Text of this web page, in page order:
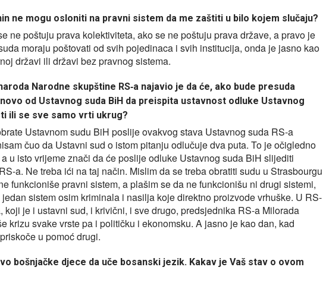
ne mogu osloniti na pravni sistem da me zaštiti u bilo kojem slučaju?
ne poštuju prava kolektiviteta, ako se ne poštuju prava države, a pravo je
moraju poštovati od svih pojedinaca i svih institucija, onda je jasno kao
državi ili državi bez pravnog sistema.
Narodne skupštine RS‑a najavio je da će, ako bude presuda
od Ustavnog suda BiH da preispita ustavnost odluke Ustavnog
ili se sve samo vrti ukrug?
Ustavnom sudu BiH poslije ovakvog stava Ustavnog suda RS-a
čuo da Ustavni sud o istom pitanju odlučuje dva puta. To je očigledno
u isto vrijeme znači da će poslije odluke Ustavnog suda BiH slijediti
a. Ne treba ići na taj način. Mislim da se treba obratiti sudu u Strasbourgu
funkcioniše pravni sistem, a plašim se da ne funkcionišu ni drugi sistemi,
sistem osim kriminala i nasilja koje direktno proizvode vrhuške. U RS-
koji je i ustavni sud, i krivični, i sve drugo, predsjednika RS-a Milorada
krizu svake vrste pa i političku i ekonomsku. A jasno je kao dan, kad
u pomoć drugi.
bošnjačke djece da uče bosanski jezik. Kakav je Vaš stav o ovom